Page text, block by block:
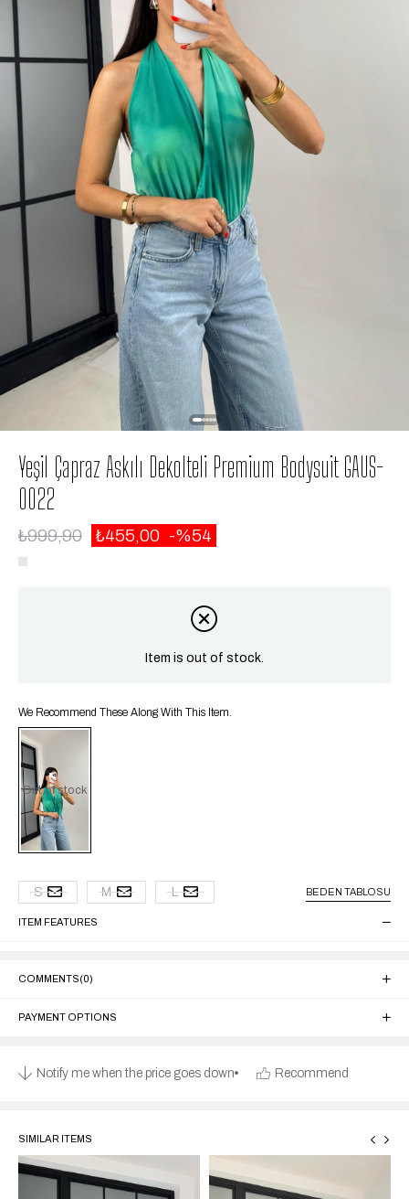
Yeşil Çapraz Askılı Dekolteli Premium Bodysuit GAUS-
0022
₺999,90 ₺455,00 54
Item is out of stock.
We Recommend These Along With This Item.
Out of stock
S M L BEDEN TABLOSU
ITEM FEATURES
COMMENTS(0)
PAYMENT OPTIONS
Notify me when the price goes down Recommend
SIMILAR ITEMS